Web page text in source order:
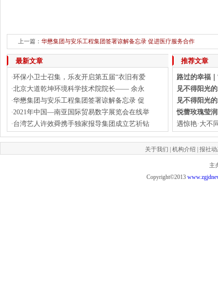
上一篇： 华懋集团与安乐工程集团签署谅解备忘录 促进医疗服务合作
下一篇：环保小卫士
最新文章
·环保小卫士召集，乐友开启第五届“衣旧有爱
·北京大道乾坤环境科学技术院院长—— 余永
·华懋集团与安乐工程集团签署谅解备忘录 促
·2021年中国—南亚国际贸易数字展览会在线举
·台湾艺人许效舜携手独家报导集团成立艺祈钻
推荐文章
路过的幸福
见不得阳光
见不得阳光
悦蕾玫瑰莹
遇惊艳·大不
关于我们 机构介绍 报社
主
Copyright©2013